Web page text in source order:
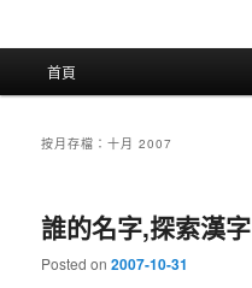
首頁
按月存檔：十月 2007
誰的名字,探索漢字
Posted on2007-10-31